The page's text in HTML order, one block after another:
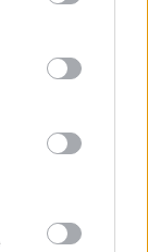
tags to
below Google
Loaded